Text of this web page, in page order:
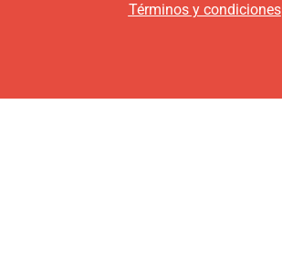
Términos y condiciones